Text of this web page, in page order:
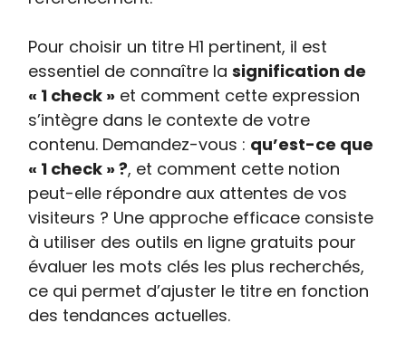
Pour choisir un titre H1 pertinent, il est
essentiel de connaître lasignification de
« 1 check » et comment cette expression
s’intègre dans le contexte de votre
contenu. Demandez-vous : qu’est-ce que
« 1 check » ?, et comment cette notion
peut-elle répondre aux attentes de vos
visiteurs ? Une approche efficace consiste
à utiliser des outils en ligne gratuits pour
évaluer les mots clés les plus recherchés,
ce qui permet d’ajuster le titre en fonction
des tendances actuelles.